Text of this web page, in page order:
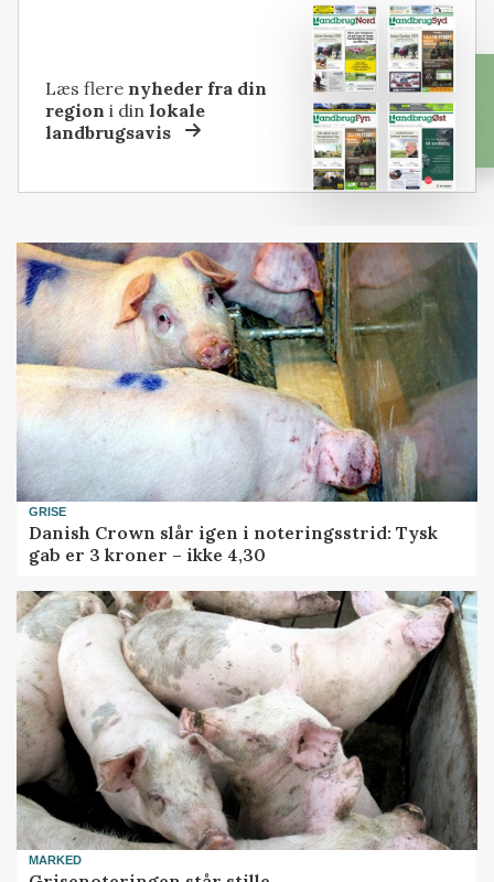
Læs flere nyheder fra din
region i dinlokale
landbrugsavis
GRISE
Danish Crown slår igen i noteringsstrid: Tysk
gab er 3 kroner – ikke 4,30
MARKED